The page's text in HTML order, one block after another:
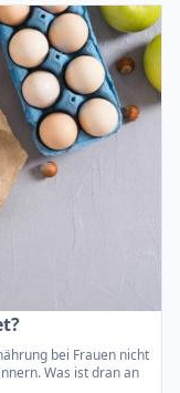
bei Frauen nicht
Was ist dran an